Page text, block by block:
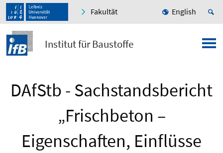
Fakultät English
Institut für Baustoffe
DAfStb - Sachstandsbericht
„Frischbeton –
Eigenschaften, Einflüsse